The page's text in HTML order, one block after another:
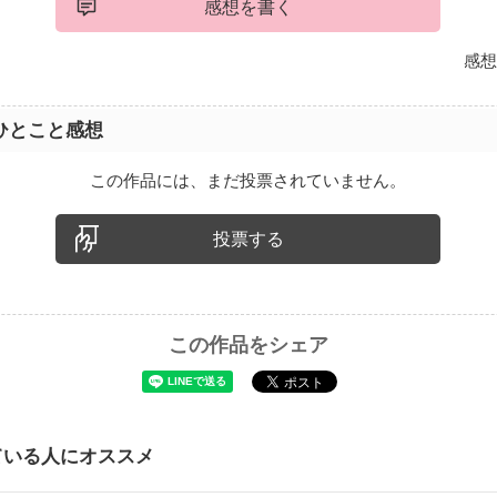
感想を書く
感
とこと感想
この作品には、まだ投票されていません。
投票する
この作品をシェア
る人にオススメ